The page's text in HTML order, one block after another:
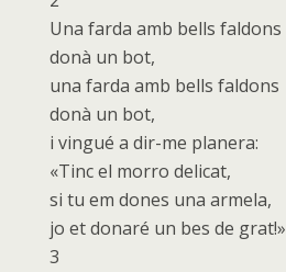
Una farda amb bells faldons
donà un bot,
una farda amb bells faldons
donà un bot,
i vingué a dir-me planera:
«Tinc el morro delicat,
si tu em dones una armela,
jo et donaré un bes de grat!»
3